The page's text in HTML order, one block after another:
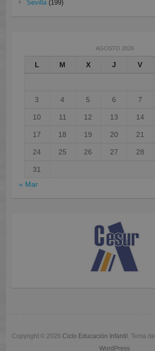
Sevilla(199)
AGOSTO 2026
L M X J V
3 4 5 6 7
10 11 12 13 14
17 18 19 20 21
24 25 26 27 28
31
« Mar
Copyright © 2026 Ciclo Educación Infantil . Tema de
WordPress